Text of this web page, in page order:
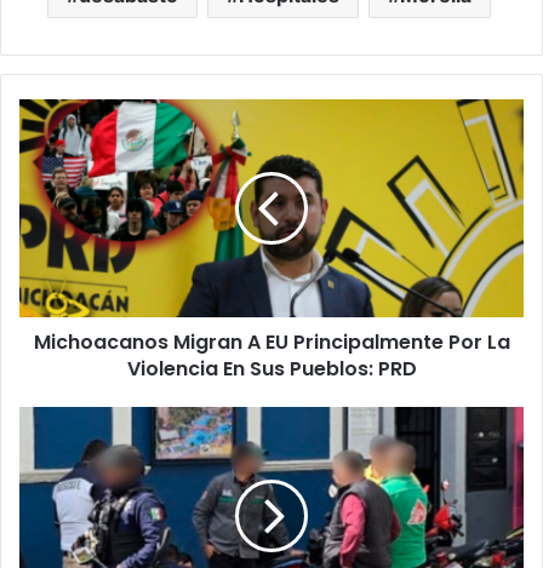
Michoacanos
Migran
EU
Principalmente
Por
Violencia
En
SusMichoacanos Migran A EU Principalmente Por La
Violencia En Sus Pueblos: PRD
Motociclistas
Armados
Roban
Pesos